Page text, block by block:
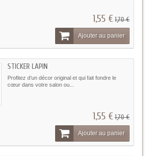
1,55 €1,70 €
Ajouter au panier
STICKER LAPIN
Profitez d’un décor original et qui fait fondre le
cœur dans votre salon ou...
1,55 €1,70 €
Ajouter au panier